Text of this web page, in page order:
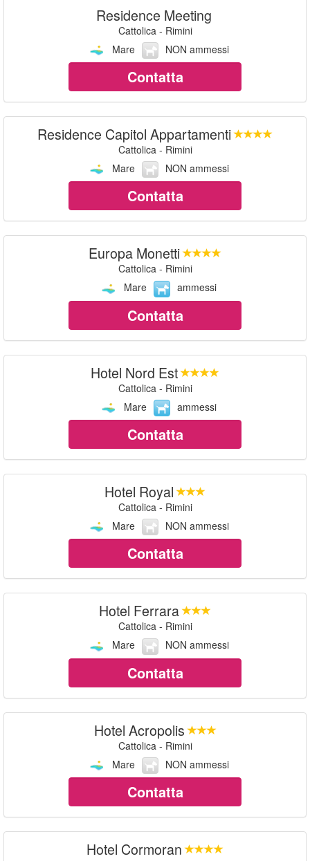
Residence Meeting
Cattolica - Rimini
Mare
NON ammessi
Contatta
Residence Capitol Appartamenti
Cattolica - Rimini
Mare
NON ammessi
Contatta
Europa Monetti
Cattolica - Rimini
Mare
ammessi
Contatta
Hotel Nord Est
Cattolica - Rimini
Mare
ammessi
Contatta
Hotel Royal
Cattolica - Rimini
Mare
NON ammessi
Contatta
Hotel Ferrara
Cattolica - Rimini
Mare
NON ammessi
Contatta
Hotel Acropolis
Cattolica - Rimini
Mare
NON ammessi
Contatta
Hotel Cormoran